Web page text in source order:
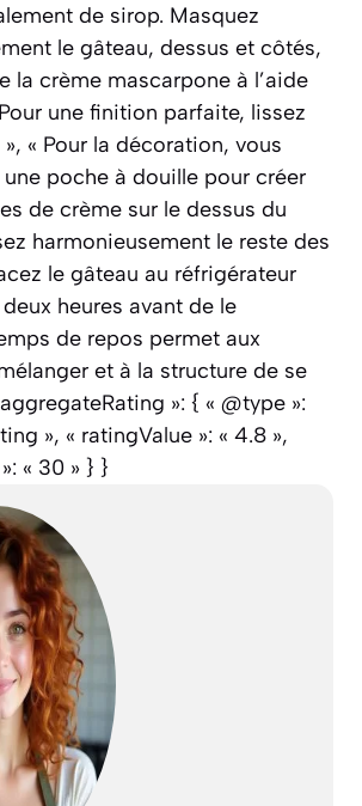
de sirop. Masquez
le gâteau, dessus et côtés,
la crème mascarpone à l’aide
une finition parfaite, lissez
« Pour la décoration, vous
poche à douille pour créer
de crème sur le dessus du
harmonieusement le reste des
le gâteau au réfrigérateur
heures avant de le
de repos permet aux
et à la structure de se
»: { « @type »:
», « ratingValue »: « 4.8 »,
« 30 » } }